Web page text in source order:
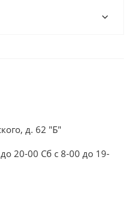
д. 62 "Б"
20-00 Сб с 8-00 до 19-